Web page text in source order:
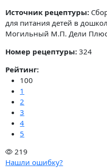
Источник рецептуры:
для питания детей в
Могильный М.П. Дели
Номер рецептуры: 324
Рейтинг:
100
1
2
3
4
5
219
Нашли ошибку?